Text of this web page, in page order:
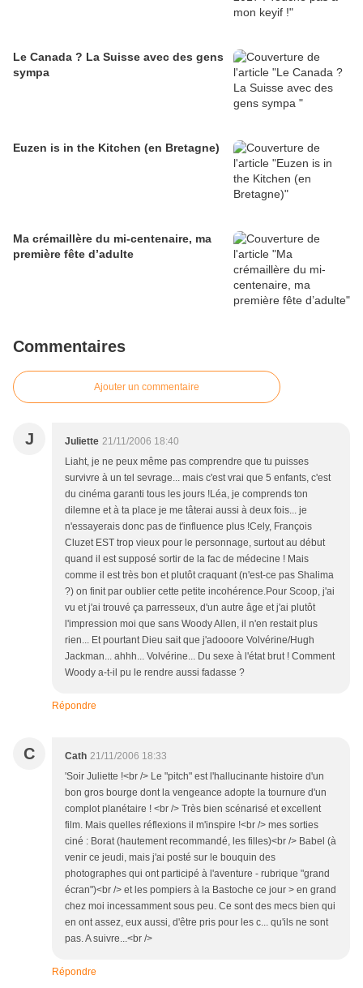
Le Canada ? La Suisse avec des gens
sympa
Euzen is in the Kitchen (en Bretagne)
Ma crémaillère du mi-centenaire, ma
première fête d’adulte
Commentaires
Ajouter un commentaire
J Juliette 21/11/2006 18:40
Liaht, je ne peux même pas comprendre que tu puisses
survivre à un tel sevrage... mais c'est vrai que 5 enfants, c'est
du cinéma garanti tous les jours !Léa, je comprends ton
dilemne et à ta place je me tâterai aussi à deux fois... je
n'essayerais donc pas de t'influence plus !Cely, François
Cluzet EST trop vieux pour le personnage, surtout au début
quand il est supposé sortir de la fac de médecine ! Mais
comme il est très bon et plutôt craquant (n'est-ce pas Shalima
?) on finit par oublier cette petite incohérence.Pour Scoop, j'ai
vu et j'ai trouvé ça parresseux, d'un autre âge et j'ai plutôt
l'impression moi que sans Woody Allen, il n'en restait plus
rien... Et pourtant Dieu sait que j'adooore Volvérine/Hugh
Jackman... ahhh... Volvérine... Du sexe à l'état brut ! Comment
Woody a-t-il pu le rendre aussi fadasse ?
Répondre
C Cath 21/11/2006 18:33
'Soir Juliette !<br /> Le "pitch" est l'hallucinante histoire d'un
bon gros bourge dont la vengeance adopte la tournure d'un
complot planétaire ! <br /> Très bien scénarisé et excellent
film. Mais quelles réflexions il m'inspire !<br /> mes sorties
ciné : Borat (hautement recommandé, les filles)<br /> Babel (à
venir ce jeudi, mais j'ai posté sur le bouquin des
photographes qui ont participé à l'aventure - rubrique "grand
écran")<br /> et les pompiers à la Bastoche ce jour > en grand
chez moi incessamment sous peu. Ce sont des mecs bien qui
en ont assez, eux aussi, d'être pris pour les c... qu'ils ne sont
pas. A suivre...<br />
Répondre